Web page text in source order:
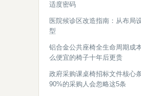
适度密码
医院候诊区改造指南：从布局
型
铝合金公共座椅全生命周期成
么便宜的椅子十年后更贵
政府采购课桌椅招标文件核心
90%的采购人会忽略这5条